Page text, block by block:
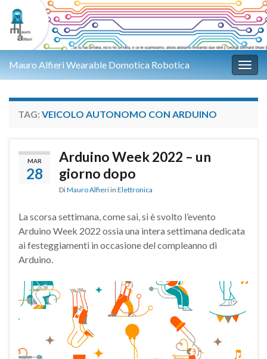
Mauro Alfieri Wearable Domotica Robotica
TAG: VEICOLO AUTONOMO CON ARDUINO
MAR
28
Arduino Week 2022 – un
giorno dopo
DiMauro Alfieri in Elettronica
La scorsa settimana, come sai, si è svolto l’evento
Arduino Week 2022 ossia una intera settimana dedicata
ai festeggiamenti in occasione del compleanno di
Arduino.